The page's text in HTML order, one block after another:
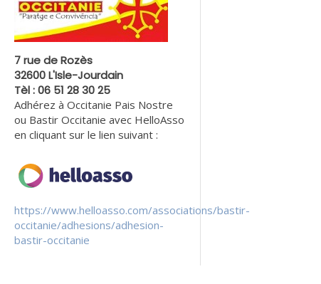
7 rue de Rozès
32600 L'Isle-Jourdain
Tèl : 06 51 28 30 25
Adhérez à Occitanie Pais Nostre
ou Bastir Occitanie avec HelloAsso
en cliquant sur le lien suivant :
https://www.helloasso.com/associations/bastir-
occitanie/adhesions/adhesion-
bastir-occitanie